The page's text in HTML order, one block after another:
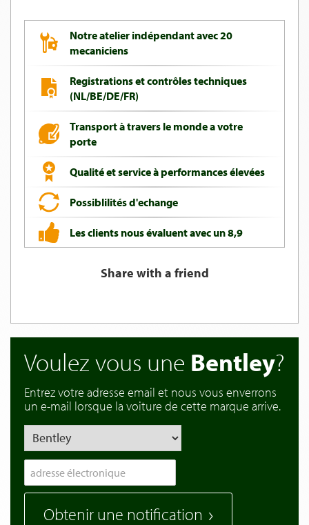
Notre atelier indépendant avec 20
mecaniciens
Registrations et contrôles techniques
(NL/BE/DE/FR)
Transport à travers le monde a votre
porte
Qualité et service à performances élevées
Possiblilités d'echange
Les clients nous évaluent avec un 8,9
Share with a friend
Voulez vous une Bentley?
Entrez votre adresse email et nous vous enverrons
un e-mail lorsque la voiture de cette marque arrive.
Obtenir une notification